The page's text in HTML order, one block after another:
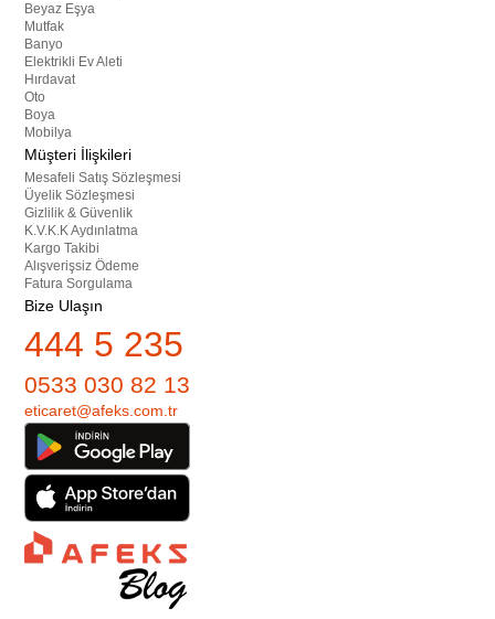
Beyaz Eşya
Mutfak
Banyo
Elektrikli Ev Aleti
Hırdavat
Oto
Boya
Mobilya
Müşteri İlişkileri
Mesafeli Satış Sözleşmesi
Üyelik Sözleşmesi
Gizlilik & Güvenlik
K.V.K.K Aydınlatma
Kargo Takibi
Alışverişsiz Ödeme
Fatura Sorgulama
Bize Ulaşın
444 5 235
0533 030 82 13
eticaret@afeks.com.tr